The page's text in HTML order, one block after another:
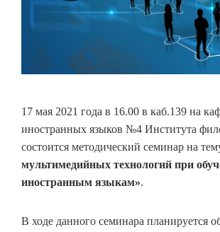
17 мая 2021 года в 16.00 в каб.139 на
иностранных языков №4 Института
состоится методический семинар на
мультимедийных технологий при
иностранным языкам».
В ходе данного семинара планируется